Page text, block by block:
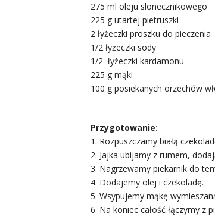
275 ml oleju slonecznikowego
225 g utartej pietruszki
2 łyżeczki proszku do pieczenia
1/2 łyżeczki sody
1/2 łyżeczki kardamonu
225 g mąki
100 g posiekanych orzechów
Przygotowanie:
1. Rozpuszczamy białą
2. Jajka ubijamy z rumem,
3. Nagrzewamy piekarnik do
4. Dodajemy olej i czekoladę.
5. Wsypujemy mąkę
6. Na koniec całość łączymy z